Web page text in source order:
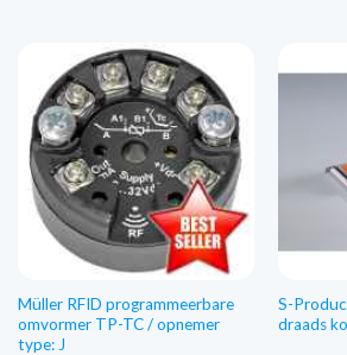
Müller RFID programmeerbare
omvormer TP-TC / opnemer
type: J
S-
draads